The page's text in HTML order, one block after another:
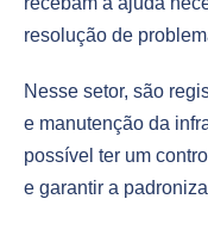
resolução de
Nesse setor, são
e manutenção da
possível ter um
e garantir a